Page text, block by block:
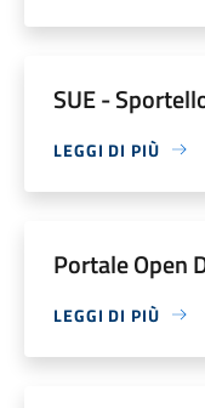
SUE -
LEGGI DI PIÙ
Portale Open
LEGGI DI PIÙ